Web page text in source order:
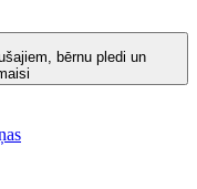
bērnu pledi un